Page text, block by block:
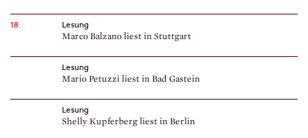
18
Lesung
Marco Balzano liest in Stuttgart
Lesung
Mario Petuzzi liest in Bad Gastein
Lesung
Shelly Kupferberg liest in Berlin